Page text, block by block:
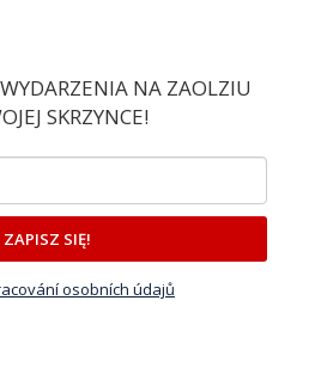
NA ZAOLZIU
SKRZYNCE!
ZAPISZ SIĘ!
osobních údajů